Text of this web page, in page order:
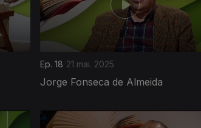
Ep. 18 21 mai. 2025
Jorge Fonseca de Almeida